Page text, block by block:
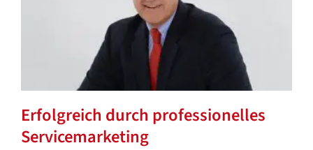
Erfolgreich durch professionelles
Servicemarketing